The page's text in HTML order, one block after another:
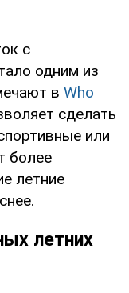
с
одним из
в Who
сделать
или
более
летние
летних